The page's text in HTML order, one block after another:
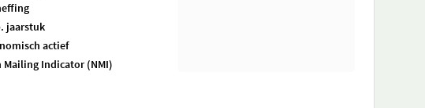
jaarstuk
actief
Mailing Indicator (NMI)